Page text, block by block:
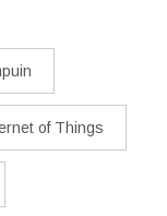
of Things